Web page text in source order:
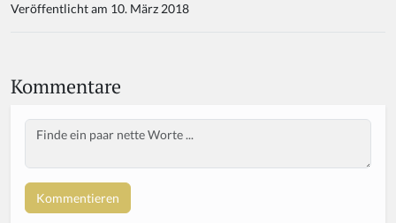
Veröffentlicht am 10. März 2018
Kommentare
Body